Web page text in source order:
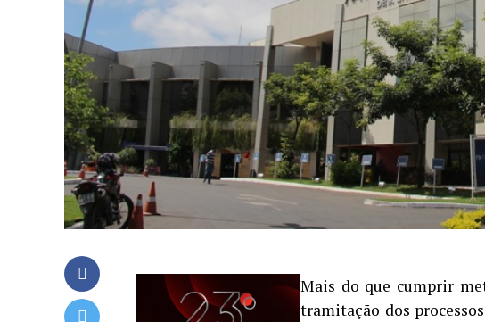
Mais do que cumprir
tramitação dos